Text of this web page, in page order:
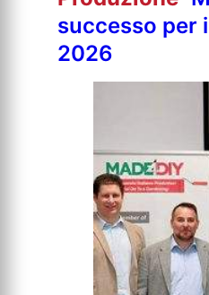
successo per
2026